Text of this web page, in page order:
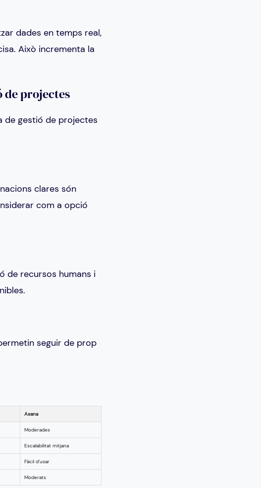
dades en temps real,
Això incrementa la
de projectes
de gestió de projectes
clares són
com a opció
de recursos humans i
seguir de prop
Asana
Moderades
Escalabilitat mitjana
Fàcil d’usar
Moderats